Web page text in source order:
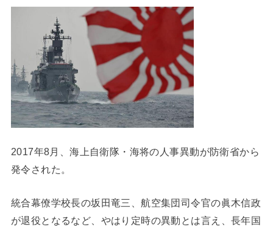
2017年8月、海上自衛隊・海将の人事異動が防衛省から
発令された。
統合幕僚学校長の坂田竜三、航空集団司令官の眞木信政
が退役となるなど、やはり定時の異動とは言え、長年国